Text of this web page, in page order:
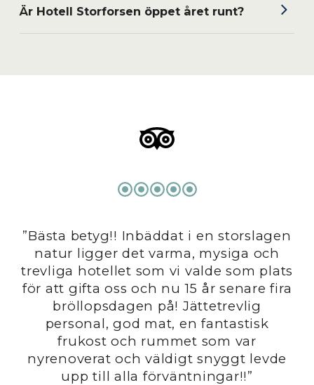
Är Hotell Storforsen öppet året runt?
Nästan, några dagar mellan jul och nyår brukar vi
hålla stängt.
”Bästa betyg!! Inbäddat i en storslagen
natur ligger det varma, mysiga och
trevliga hotellet som vi valde som plats
för att gifta oss och nu 15 år senare fira
bröllopsdagen på! Jättetrevlig
personal, god mat, en fantastisk
frukost och rummet som var
nyrenoverat och väldigt snyggt levde
upp till alla förväntningar!!”